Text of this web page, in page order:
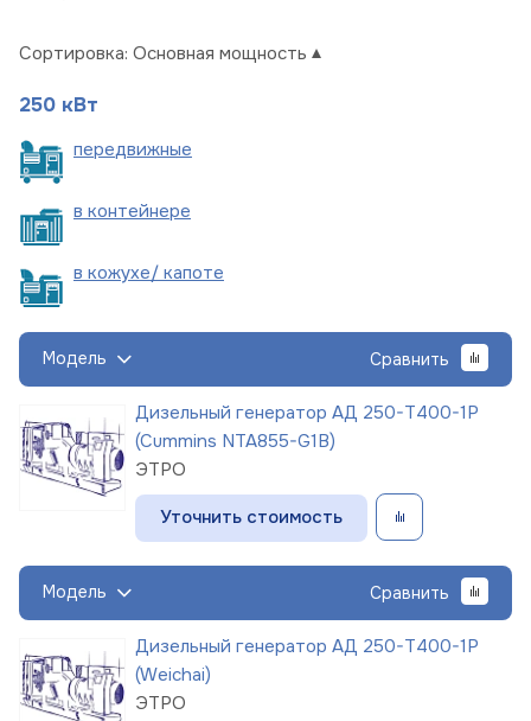
Сортировка: Основная мощность
250 кВт
передвижные
в контейнере
в кожухе/ капоте
Модель Сравнить
Дизельный генератор АД 250-Т400-1Р
(Cummins NTA855-G1B)
ЭТРО
Уточнить стоимость
Модель Сравнить
Дизельный генератор АД 250-Т400-1Р
(Weichai)
ЭТРО